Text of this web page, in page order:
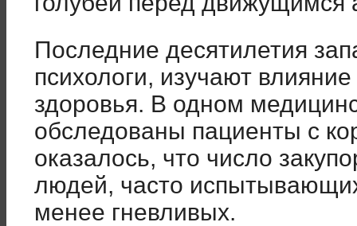
Последние десятилетия
психологи, изучают
здоровья. В одном
обследованы пациенты с
оказалось, что число
людей, часто
менее гневливых.